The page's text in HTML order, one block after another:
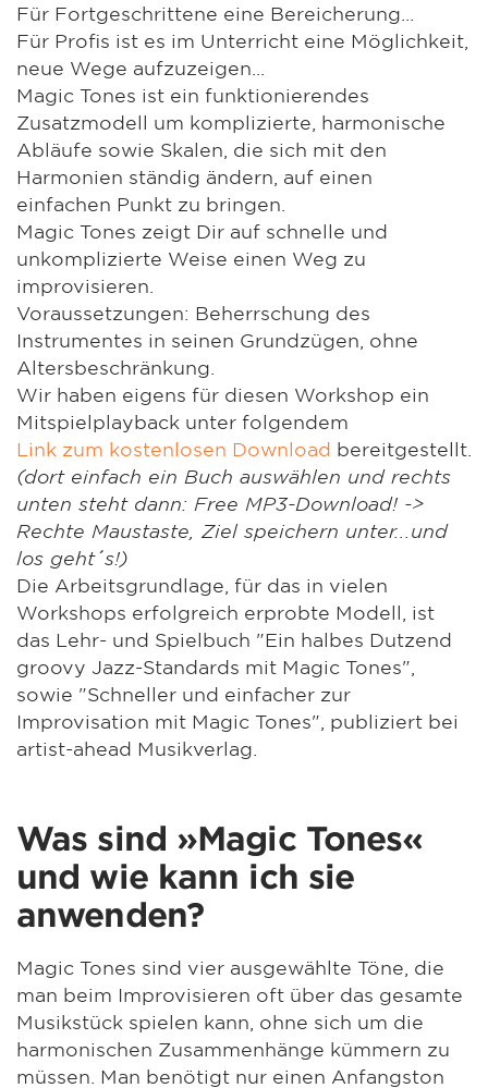
Für Fortgeschrittene eine Bereicherung...
Für Profis ist es im Unterricht eine Möglichkeit,
neue Wege aufzuzeigen...
Magic Tones ist ein funktionierendes
Zusatzmodell um komplizierte, harmonische
Abläufe sowie Skalen, die sich mit den
Harmonien ständig ändern, auf einen
einfachen Punkt zu bringen.
Magic Tones zeigt Dir auf schnelle und
unkomplizierte Weise einen Weg zu
improvisieren.
Voraussetzungen: Beherrschung des
Instrumentes in seinen Grundzügen, ohne
Altersbeschränkung.
Wir haben eigens für diesen Workshop ein
Mitspielplayback unter folgendem
Link zum kostenlosen Download bereitgestellt.
(dort einfach ein Buch auswählen und rechts
unten steht dann: Free MP3-Download! ->
Rechte Maustaste, Ziel speichern unter...und
los geht´s!)
Die Arbeitsgrundlage, für das in vielen
Workshops erfolgreich erprobte Modell, ist
das Lehr- und Spielbuch "Ein halbes Dutzend
groovy Jazz-Standards mit Magic Tones",
sowie "Schneller und einfacher zur
Improvisation mit Magic Tones", publiziert bei
artist-ahead Musikverlag.
Was sind »Magic Tones«
und wie kann ich sie
anwenden?
Magic Tones sind vier ausgewählte Töne, die
man beim Improvisieren oft über das gesamte
Musikstück spielen kann, ohne sich um die
harmonischen Zusammenhänge kümmern zu
müssen. Man benötigt nur einen Anfangston